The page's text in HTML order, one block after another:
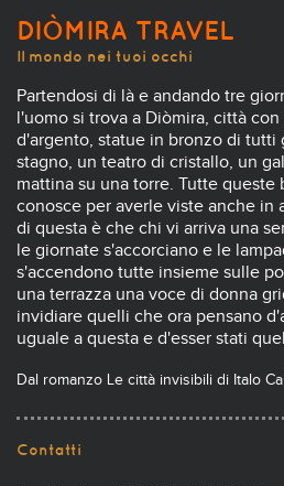
DIÒMIRA TRAVEL
Il mondo nei tuoi occhi
Partendosi di là e andando tre
l'uomo si trova a Diòmira, città
d'argento, statue in bronzo di tutti
stagno, un teatro di cristallo, un
mattina su una torre. Tutte
conosce per averle viste anche in
di questa è che chi vi arriva una
le giornate s'accorciano e le
s'accendono tutte insieme sulle
una terrazza una voce di donna
invidiare quelli che ora pensano
uguale a questa e d'esser stati
Dal romanzo Le città invisibili di Italo
Contatti